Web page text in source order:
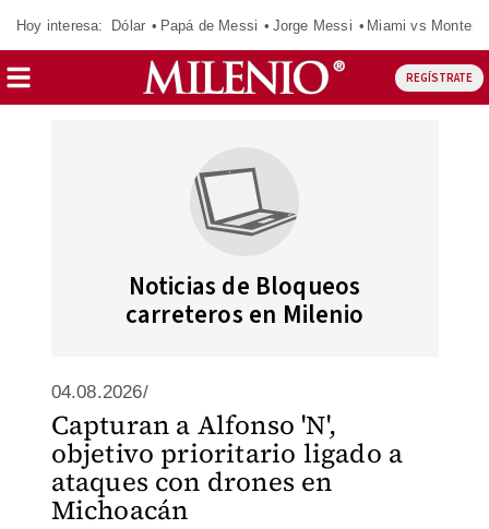
Hoy interesa: Dólar Papá de Messi Jorge Messi Miami vs
REGÍSTRATE
Noticias de Bloqueos
carreteros en Milenio
04.08.2026/
Capturan a Alfonso 'N',
objetivo prioritario ligado a
ataques con drones en
Michoacán